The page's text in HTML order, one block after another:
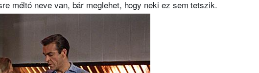
méltó neve van, bár meglehet, hogy neki ez sem tetszik.